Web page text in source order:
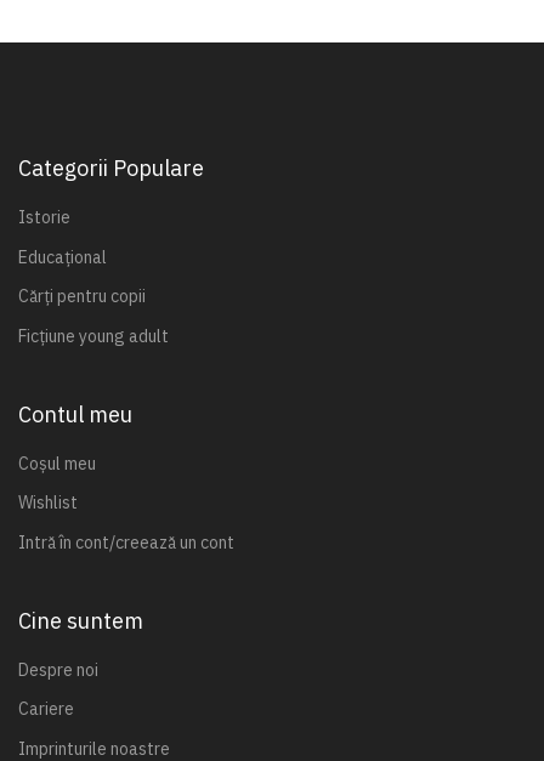
Categorii Populare
Istorie
Educațional
Cărți pentru copii
Ficțiune young adult
Contul meu
Coșul meu
Wishlist
Intră în cont/creează un cont
Cine suntem
Despre noi
Cariere
Imprinturile noastre